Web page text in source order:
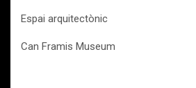
Espai arquitectònic
Can Framis Museum